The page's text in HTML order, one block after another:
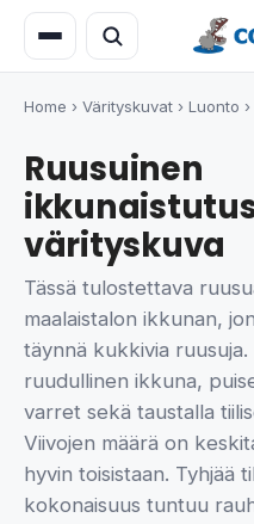
Home › Värityskuvat › Luonto ›
Ruusuinen
värityskuva
Tässä tulostettava
maalaistalon ikkunan,
täynnä kukkivia ruusuja.
ruudullinen ikkuna,
varret sekä taustalla
Viivojen määrä on
hyvin toisistaan. Tyhjää
kokonaisuus tuntuu